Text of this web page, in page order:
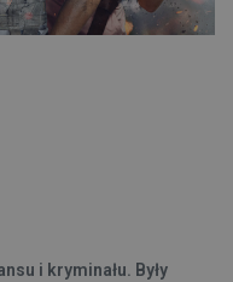
i kryminału. Były